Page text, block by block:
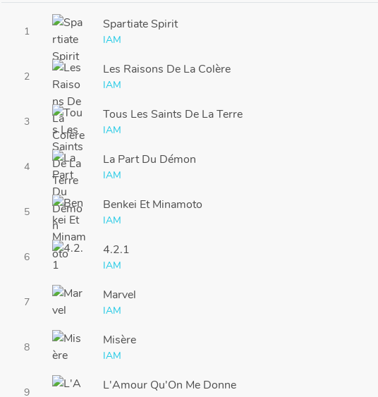
1 Spartiate Spirit
IAM
2 Les Raisons De La Colère
IAM
3 Tous Les Saints De La Terre
IAM
4 La Part Du Démon
IAM
5 Benkei Et Minamoto
IAM
6 4.2.1
IAM
7 Marvel
IAM
8 Misère
IAM
9 L'Amour Qu'On Me Donne